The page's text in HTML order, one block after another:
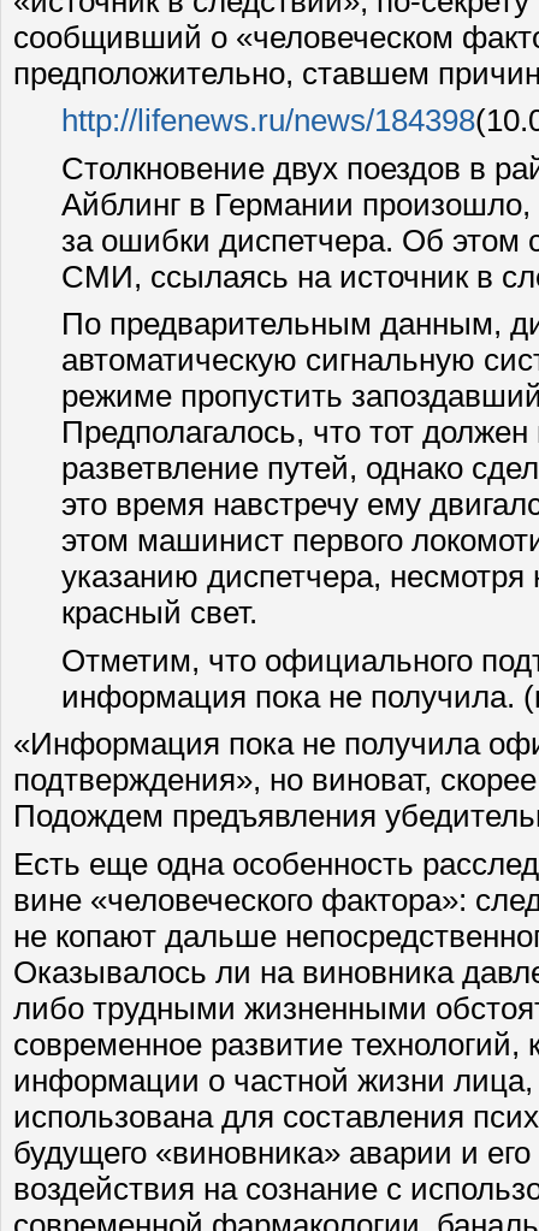
сообщивший о «человеческом
предположительно, ставшем
http://lifenews.ru/news/184398
Столкновение двух поездов в
Айблинг в Германии
за ошибки диспетчера. Об
СМИ, ссылаясь на источник в
По предварительным данным,
автоматическую сигнальную
режиме пропустить
Предполагалось, что тот
разветвление путей, однако
это время навстречу ему
этом машинист первого
указанию диспетчера, несмотря
красный свет.
Отметим, что официального
информация пока не получила.
«Информация пока не получила
подтверждения», но виноват,
Подождем предъявления
Есть еще одна особенность
вине «человеческого фактора»:
не копают дальше
Оказывалось ли на виновника
либо трудными жизненными
современное развитие технологий,
информации о частной жизни
использована для составления
будущего «виновника» аварии и
воздействия на сознание с